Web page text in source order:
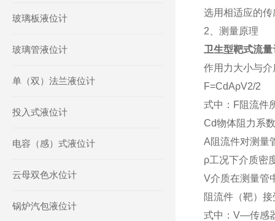
玻璃板液位计
玻璃管液位计
单（双）法兰液位计
投入式液位计
电容（感）式液位计
云母双色水位计
锅炉汽包液位计
选用相适应的
2、测量原理
卫生型靶式流量
作用力大小与
F=CdAρV2/2
式中：F阻流件
Cd物体阻力系数
A阻流件对测量
ρ工况下介质密
V介质在测量管
阻流件（靶）
式中：V—传感